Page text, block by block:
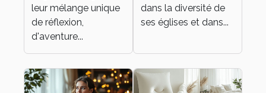
leur mélange unique
de réflexion,
d'aventure...
dans la diversité de
ses églises et dans...